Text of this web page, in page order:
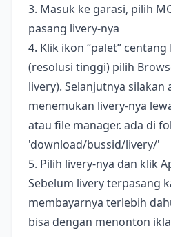
3. Masuk ke garasi, pilih
pasang livery-nya
4. Klik ikon “palet”
(resolusi tinggi) pilih
livery). Selanjutnya
menemukan livery-nya
atau file manager. ada di
'download/bussid/livery/'
5. Pilih livery-nya dan klik
Sebelum livery terpasang
membayarnya terlebih
bisa dengan menonton